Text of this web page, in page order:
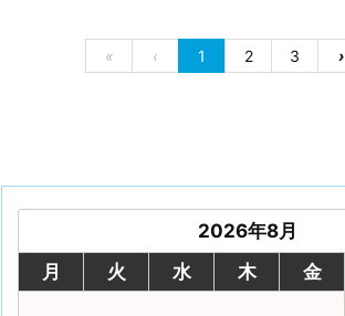
« ‹ 1 2 3 ›
2026年8月
月
火 水 木 金